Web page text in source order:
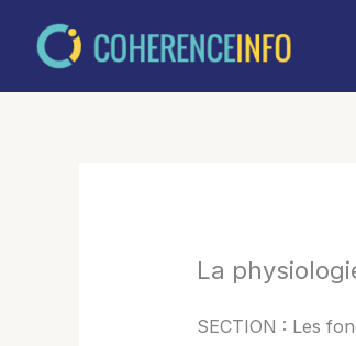
La
SECTION : Les